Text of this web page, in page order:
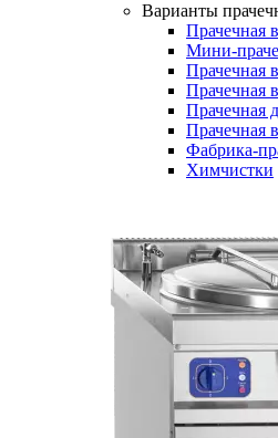
Варианты
Прачечная
Мини-
Прачечная
Прачечная
Прачечная
Прачечная
Фабрика-
Химчистки